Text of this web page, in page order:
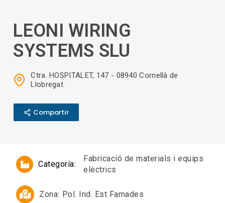
LEONI WIRING
SYSTEMS SLU
Ctra. HOSPITALET, 147 - 08940 Cornellà de
Llobregat.
Compartir
Categoría:
Fabricació de materials i equips
elèctrics
Zona: Pol. Ind. Est Famades